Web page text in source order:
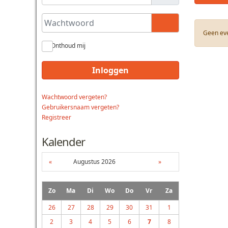
Wachtwoord
Toon
Onthoud mij
Inloggen
Wachtwoord vergeten?
Gebruikersnaam vergeten?
Registreer
Kalender
« Augustus 2026 »
Zo Ma Di Wo Do Vr
Za
26
27 28 29 30 31
1
2
3 4 5 6 7 8
Geen